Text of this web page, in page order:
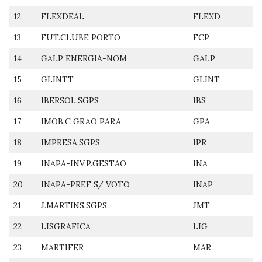
12
FLEXDEAL
FLEXD
13
FUT.CLUBE PORTO
FCP
14
GALP ENERGIA-NOM
GALP
15
GLINTT
GLINT
16
IBERSOL,SGPS
IBS
17
IMOB.C GRAO PARA
GPA
18
IMPRESA,SGPS
IPR
19
INAPA-INV.P.GESTAO
INA
20
INAPA-PREF S/ VOTO
INAP
21
J.MARTINS,SGPS
JMT
22
LISGRAFICA
LIG
23
MARTIFER
MAR